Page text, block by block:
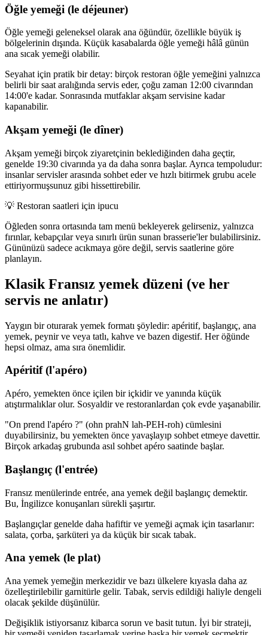
Öğle yemeği (le déjeuner)
Öğle yemeği geleneksel olarak ana öğündür, özellikle büyük iş
bölgelerinin dışında. Küçük kasabalarda öğle yemeği hâlâ günün
ana sıcak yemeği olabilir.
Seyahat için pratik bir detay: birçok restoran öğle yemeğini yalnızca
belirli bir saat aralığında servis eder, çoğu zaman 12:00 civarından
14:00'e kadar. Sonrasında mutfaklar akşam servisine kadar
kapanabilir.
Akşam yemeği (le dîner)
Akşam yemeği birçok ziyaretçinin beklediğinden daha geçtir,
genelde 19:30 civarında ya da daha sonra başlar. Ayrıca tempoludur:
insanlar servisler arasında sohbet eder ve hızlı bitirmek grubu acele
ettiriyormuşsunuz gibi hissettirebilir.
💡 Restoran saatleri için ipucu
Öğleden sonra ortasında tam menü bekleyerek gelirseniz, yalnızca
fırınlar, kebapçılar veya sınırlı ürün sunan brasserie'ler bulabilirsiniz.
Gününüzü sadece acıkmaya göre değil, servis saatlerine göre
planlayın.
Klasik Fransız yemek düzeni (ve her
servis ne anlatır)
Yaygın bir oturarak yemek formatı şöyledir: apéritif, başlangıç, ana
yemek, peynir ve veya tatlı, kahve ve bazen digestif. Her öğünde
hepsi olmaz, ama sıra önemlidir.
Apéritif (l'apéro)
Apéro, yemekten önce içilen bir içkidir ve yanında küçük
atıştırmalıklar olur. Sosyaldir ve restoranlardan çok evde yaşanabilir.
"On prend l'apéro ?" (ohn prahN lah-PEH-roh) cümlesini
duyabilirsiniz, bu yemekten önce yavaşlayıp sohbet etmeye davettir.
Birçok arkadaş grubunda asıl sohbet apéro saatinde başlar.
Başlangıç (l'entrée)
Fransız menülerinde entrée, ana yemek değil başlangıç demektir.
Bu, İngilizce konuşanları sürekli şaşırtır.
Başlangıçlar genelde daha hafiftir ve yemeği açmak için tasarlanır:
salata, çorba, şarküteri ya da küçük bir sıcak tabak.
Ana yemek (le plat)
Ana yemek yemeğin merkezidir ve bazı ülkelere kıyasla daha az
özelleştirilebilir garnitürle gelir. Tabak, servis edildiği haliyle dengeli
olacak şekilde düşünülür.
Değişiklik istiyorsanız kibarca sorun ve basit tutun. İyi bir strateji,